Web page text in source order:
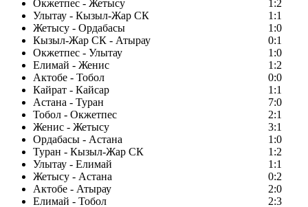
Окжетпес - Жетысу
1:2
Улытау - Кызыл-Жар СК
1:1
Жетысу - Ордабасы
1:0
Кызыл-Жар СК - Атырау
0:1
Окжетпес - Улытау
1:0
Елимай - Женис
1:2
Актобе - Тобол
0:0
Кайрат - Кайсар
1:1
Астана - Туран
7:0
Тобол - Окжетпес
2:1
Женис - Жетысу
3:1
Ордабасы - Астана
1:0
Туран - Кызыл-Жар СК
1:2
Улытау - Елимай
1:1
Жетысу - Астана
0:2
Актобе - Атырау
2:0
Елимай - Тобол
2:3